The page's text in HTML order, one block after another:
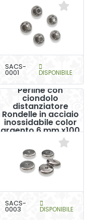
SACS-
0001 DISPONIBILE
Perline con
ciondolo
distanziatore
Rondelle in acciaio
inossidabile color
argento 6 mm x100
SACS-
0003 DISPONIBILE